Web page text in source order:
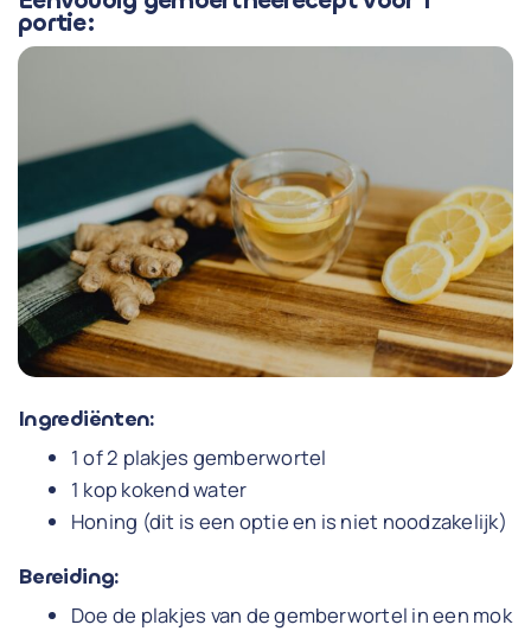
portie:
Ingrediënten:
1 of 2 plakjes gemberwortel
1 kop kokend water
Honing (dit is een optie en is niet noodzakelijk)
Bereiding:
Doe de plakjes van de gemberwortel in een mok